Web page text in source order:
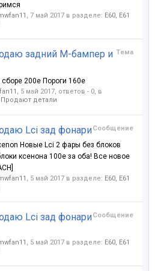
, 7 май 2017 в разделе: Е60, E61
Тема
задний М-бампер и
200е Пороги 160е
, 5 май 2017, ответов - 0, в
Продают детали
Сообщение
Lci зад фонари
Новые Lci 2 фары без блоков
ксенона 100е за оба! Все новое
, 5 май 2017 в разделе: Е60, E61
Сообщение
Lci зад фонари
, 5 май 2017 в разделе: Е60, E61